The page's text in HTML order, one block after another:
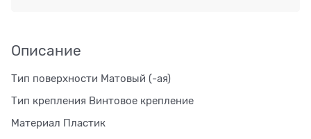
Описание
Тип поверхности Матовый (-ая)
Тип крепления Винтовое крепление
Материал Пластик